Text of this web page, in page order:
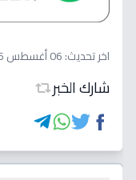
اخر تحديث:06 أغسطس 2026 الساعة 04:16 مساءاً
شارك الخبر